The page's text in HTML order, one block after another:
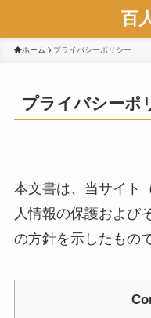
百
ホーム プライバシーポリシー
プライバシーポ
本文書は、当サイト
人情報の保護および
の方針を示したもの